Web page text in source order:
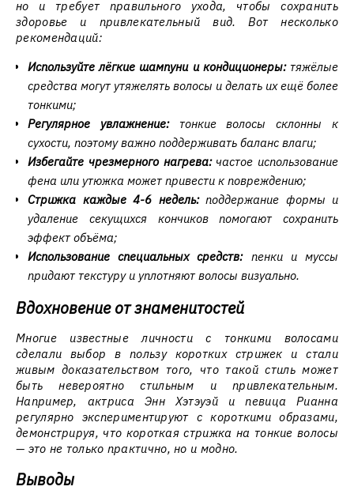
но и требует правильного ухода, чтобы сохранить
здоровье и привлекательный вид. Вот несколько
рекомендаций:
Используйте лёгкие шампуни и кондиционеры:тяжёлые
средства могут утяжелять волосы и делать их ещё более
тонкими;
Регулярное увлажнение:тонкие волосы склонны к
сухости, поэтому важно поддерживать баланс влаги;
Избегайте чрезмерного нагрева:частое использование
фена или утюжка может привести к повреждению;
Стрижка каждые 4-6 недель:поддержание формы и
удаление секущихся кончиков помогают сохранить
эффект объёма;
Использование специальных средств:пенки и муссы
придают текстуру и уплотняют волосы визуально.
Вдохновение от знаменитостей
Многие известные личности с тонкими волосами
сделали выбор в пользу коротких стрижек и стали
живым доказательством того, что такой стиль может
быть невероятно стильным и привлекательным.
Например, актриса Энн Хэтэуэй и певица Рианна
регулярно экспериментируют с короткими образами,
демонстрируя, что короткая стрижка на тонкие волосы
— это не только практично, но и модно.
Выводы